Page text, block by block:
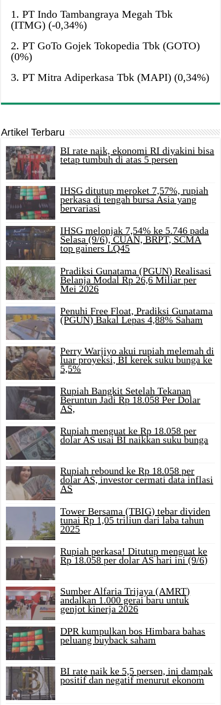
1. PT Indo Tambangraya Megah Tbk
(ITMG) (-0,34%)
2. PT GoTo Gojek Tokopedia Tbk (GOTO)
(0%)
3. PT Mitra Adiperkasa Tbk (MAPI) (0,34%)
Artikel Terbaru
BI rate naik, ekonomi RI diyakini bisa
tetap tumbuh di atas 5 persen
IHSG ditutup meroket 7,57%, rupiah
perkasa di tengah bursa Asia yang
bervariasi
IHSG melonjak 7,54% ke 5.746 pada
Selasa (9/6), CUAN, BRPT, SCMA
top gainers LQ45
Pradiksi Gunatama (PGUN) Realisasi
Belanja Modal Rp 26,6 Miliar per
Mei 2026
Penuhi Free Float, Pradiksi Gunatama
(PGUN) Bakal Lepas 4,88% Saham
Perry Warjiyo akui rupiah melemah di
luar proyeksi, BI kerek suku bunga ke
5,5%
Rupiah Bangkit Setelah Tekanan
Beruntun Jadi Rp 18.058 Per Dolar
AS,
Rupiah menguat ke Rp 18.058 per
dolar AS usai BI naikkan suku bunga
Rupiah rebound ke Rp 18.058 per
dolar AS, investor cermati data inflasi
AS
Tower Bersama (TBIG) tebar dividen
tunai Rp 1,05 triliun dari laba tahun
2025
Rupiah perkasa! Ditutup menguat ke
Rp 18.058 per dolar AS hari ini (9/6)
Sumber Alfaria Trijaya (AMRT)
andalkan 1.000 gerai baru untuk
genjot kinerja 2026
DPR kumpulkan bos Himbara bahas
peluang buyback saham
BI rate naik ke 5,5 persen, ini dampak
positif dan negatif menurut ekonom